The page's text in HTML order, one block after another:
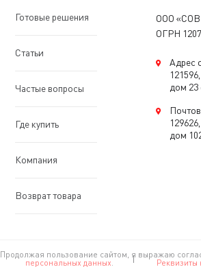
Готовые решения
Статьи
Частые вопросы
Где купить
Компания
Возврат товара
ООО
ОГРН
Адрес
дом 23
дом
Продолжая пользование сайтом, я выражаю
персональных данных. Реквизиты